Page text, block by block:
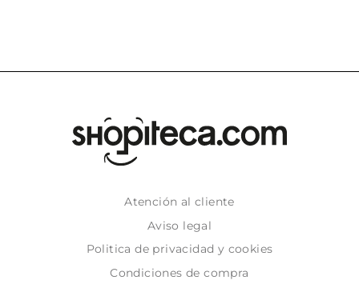
Atención al cliente
Aviso legal
Politica de privacidad y cookies
Condiciones de compra